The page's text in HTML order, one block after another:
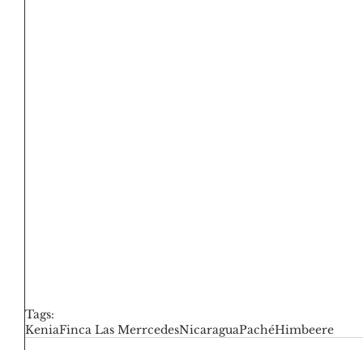
Tags:
KeniaFinca Las MerrcedesNicaraguaPachéHimbeere